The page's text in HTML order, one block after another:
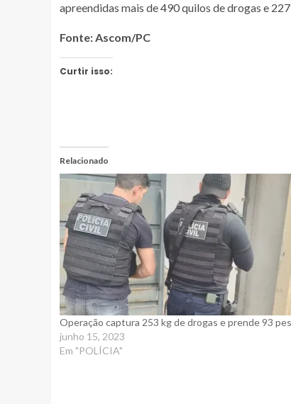
apreendidas mais de 490 quilos de drogas e
Fonte: Ascom/PC
Curtir isso:
Relacionado
Operação captura 253 kg de drogas e prende 93
junho 15, 2023
Em "POLÍCIA"